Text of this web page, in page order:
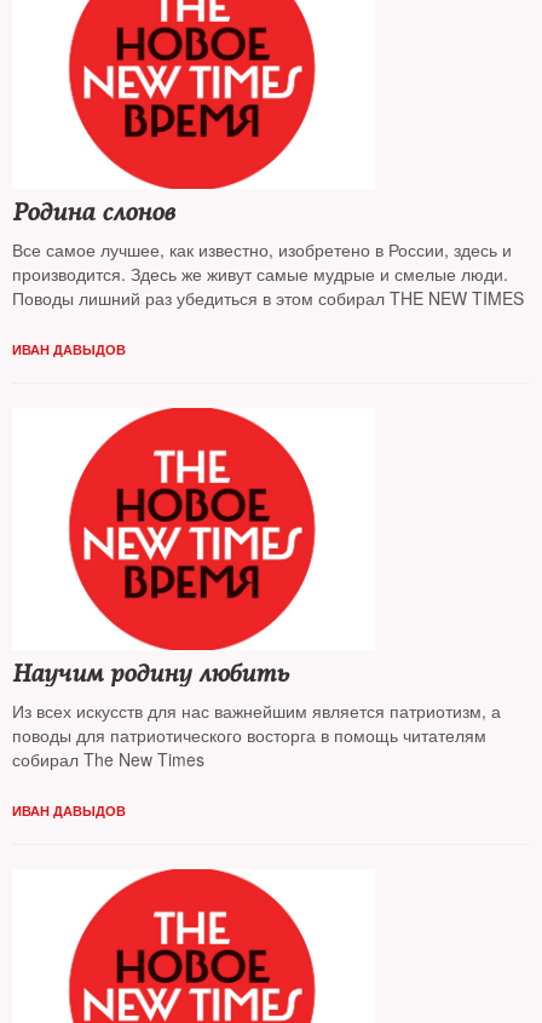
Родина слонов
Все самое лучшее, как известно, изобретено в России, здесь и
производится. Здесь же живут самые мудрые и смелые люди.
Поводы лишний раз убедиться в этом собирал THE NEW TIMES
ИВАН ДАВЫДОВ
Научим родину любить
Из всех искусств для нас важнейшим является патриотизм, а
поводы для патриотического восторга в помощь читателям
собирал The New Times
ИВАН ДАВЫДОВ